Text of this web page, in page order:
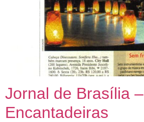
Jornal de Brasília –
Encantadeiras